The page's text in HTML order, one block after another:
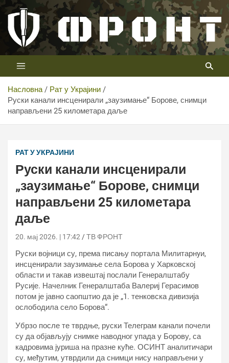
Скип
цонтент
Телевизија ФРОНТ
Први војни канал у Србији
Насловна
Рат у Украјини
Руски канали инсценирали „заузимање“ Борове, снимци
направљени 25 километара даље
РАТ У УКРАЈИНИ
Руски канали инсценирали
„заузимање“ Борове, снимци
направљени 25 километара
даље
20. мај 2026. | 17:42 ТВ ФРОНТ
Руски војници су, према писању портала Милитарнyи,
инсценирали заузимање села Борова у Харковској
области и такав извештај послали Генералштабу
Русије. Начелник Генералштаба Валериј Герасимов
потом је јавно саопштио да је „1. тенковска дивизија
ослободила село Борова“.
Убрзо после те тврдње, руски Телеграм канали почели
су да објављују снимке наводног упада у Борову, са
кадровима јуриша на празне куће. ОСИНТ аналитичари
су, међутим, утврдили да снимци нису направљени у